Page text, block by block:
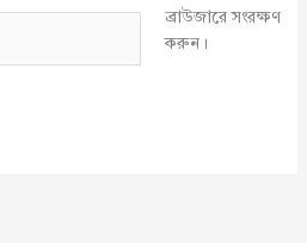
ব্রাউজারে সংরক্ষণ
করুন।